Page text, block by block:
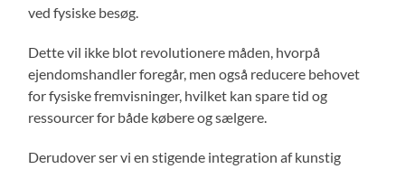
ved fysiske besøg.
Dette vil ikke blot revolutionere måden, hvorpå
ejendomshandler foregår, men også reducere behovet
for fysiske fremvisninger, hvilket kan spare tid og
ressourcer for både købere og sælgere.
Derudover ser vi en stigende integration af kunstig